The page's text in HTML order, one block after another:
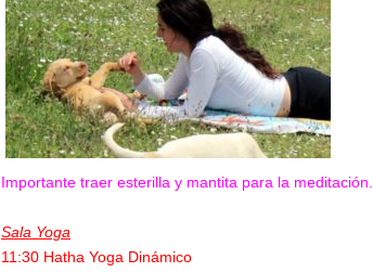
Importante traer esterilla y mantita para la meditación.
Sala Yoga
11:30 Hatha Yoga Dinámico